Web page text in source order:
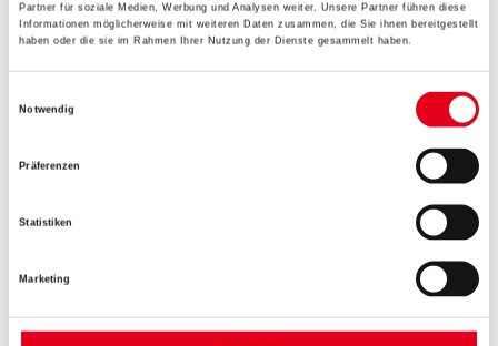
Partner für soziale Medien, Werbung und Analysen weiter. Unsere Partner führen diese
Informationen möglicherweise mit weiteren Daten zusammen, die Sie ihnen bereitgestellt
haben oder die sie im Rahmen Ihrer Nutzung der Dienste gesammelt haben.
Notwendig
Präferenzen
Statistiken
Marketing
Umrechnungsfaktoren
PRODUKTEIGENSCHAFTEN